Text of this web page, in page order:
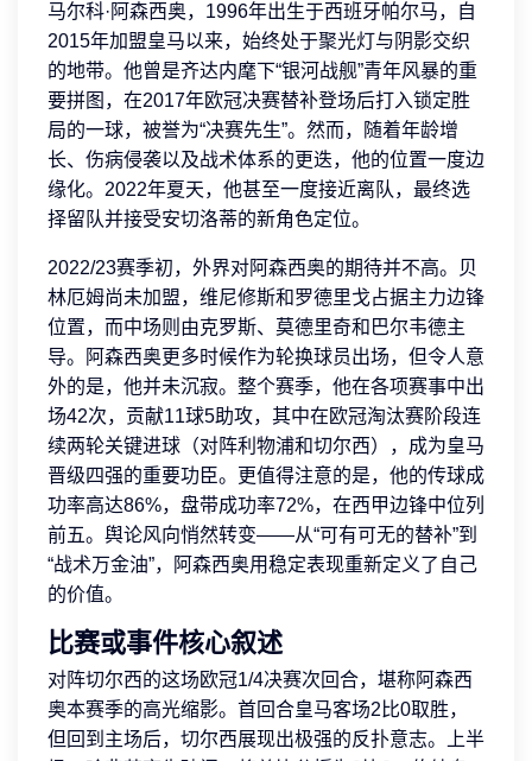
马尔科·阿森西奥，1996年出生于西班牙帕尔马，自
2015年加盟皇马以来，始终处于聚光灯与阴影交织
的地带。他曾是齐达内麾下“银河战舰”青年风暴的重
要拼图，在2017年欧冠决赛替补登场后打入锁定胜
局的一球，被誉为“决赛先生”。然而，随着年龄增
长、伤病侵袭以及战术体系的更迭，他的位置一度边
缘化。2022年夏天，他甚至一度接近离队，最终选
择留队并接受安切洛蒂的新角色定位。
2022/23赛季初，外界对阿森西奥的期待并不高。贝
林厄姆尚未加盟，维尼修斯和罗德里戈占据主力边锋
位置，而中场则由克罗斯、莫德里奇和巴尔韦德主
导。阿森西奥更多时候作为轮换球员出场，但令人意
外的是，他并未沉寂。整个赛季，他在各项赛事中出
场42次，贡献11球5助攻，其中在欧冠淘汰赛阶段连
续两轮关键进球（对阵利物浦和切尔西），成为皇马
晋级四强的重要功臣。更值得注意的是，他的传球成
功率高达86%，盘带成功率72%，在西甲边锋中位列
前五。舆论风向悄然转变——从“可有可无的替补”到
“战术万金油”，阿森西奥用稳定表现重新定义了自己
的价值。
比赛或事件核心叙述
对阵切尔西的这场欧冠1/4决赛次回合，堪称阿森西
奥本赛季的高光缩影。首回合皇马客场2比0取胜，
但回到主场后，切尔西展现出极强的反扑意志。上半